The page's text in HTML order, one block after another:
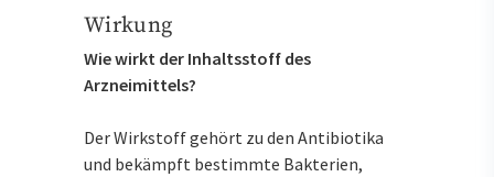
Wirkung
Wie wirkt der Inhaltsstoff des
Arzneimittels?
Der Wirkstoff gehört zu den Antibiotika
und bekämpft bestimmte Bakterien,